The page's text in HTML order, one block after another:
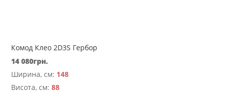
Комод Клео 2D3S Гербор
14 080грн.
Ширина, см: 148
Висота, см:88